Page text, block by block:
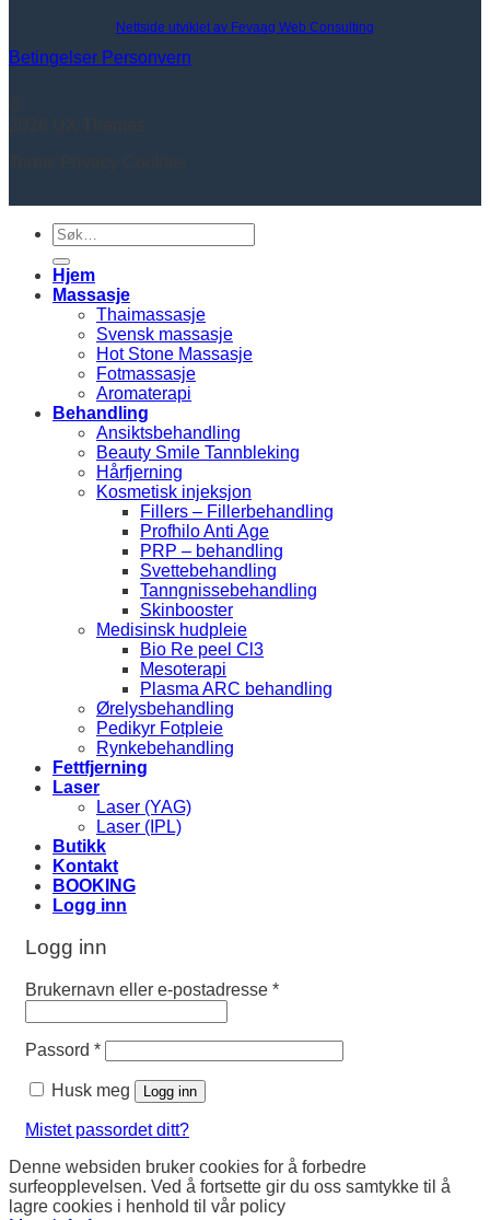
Nettside utviklet av Fevaag Web Consulting
Betingelser Personvern
Søk
etter:
Hjem
Massasje
Thaimassasje
Svensk massasje
Hot Stone Massasje
Fotmassasje
Aromaterapi
Behandling
Ansiktsbehandling
Beauty Smile Tannbleking
Hårfjerning
Kosmetisk injeksjon
Fillers – Fillerbehandling
Profhilo Anti Age
PRP – behandling
Svettebehandling
Tanngnissebehandling
Skinbooster
Medisinsk hudpleie
Bio Re peel Cl3
Mesoterapi
Plasma ARC behandling
Ørelysbehandling
Pedikyr Fotpleie
Rynkebehandling
Fettfjerning
Laser
Laser (YAG)
Laser (IPL)
Butikk
Kontakt
BOOKING
Logg inn
Logg inn
Brukernavn eller e-postadresse *
Passord *
Husk meg Logg inn
Mistet passordet ditt?
Denne websiden bruker cookies for å forbedre
surfeopplevelsen. Ved å fortsette gir du oss samtykke til å
lagre cookies i henhold til vår policy